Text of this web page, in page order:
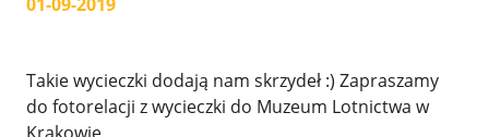
Takie wycieczki dodają nam skrzydeł :) Zapraszamy
do fotorelacji z wycieczki do Muzeum Lotnictwa w